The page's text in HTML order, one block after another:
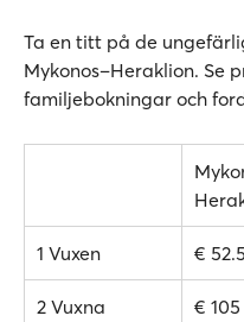
Ta en titt på de
Mykonos–Heraklion. Se
familjebokningar och
1 Vuxen € 52.5
2 Vuxna € 105